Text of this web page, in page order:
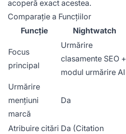
acoperă exact acestea.
Comparație a Funcțiilor
Funcție
Nightwatch
Focus
principal
Urmărire
clasamente SEO +
modul urmărire AI
Urmărire
mențiuni
marcă
Da
Atribuire citări Da (Citation